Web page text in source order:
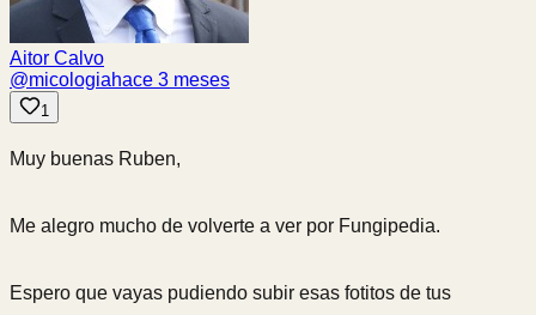
Aitor Calvo
@micologiahace 3 meses
1
Muy buenas Ruben,
Me alegro mucho de volverte a ver por Fungipedia.
Espero que vayas pudiendo subir esas fotitos de tus